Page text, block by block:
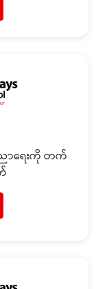
ရေးကို တက်